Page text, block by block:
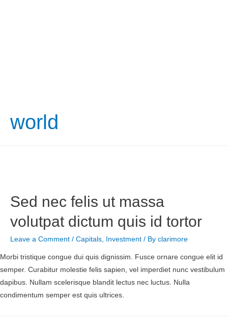
world
Sed nec felis ut massa
volutpat dictum quis id tortor
Leave a Comment / Capitals Investment / By clarimore
Morbi tristique congue dui quis dignissim. Fusce ornare congue elit id
semper. Curabitur molestie felis sapien, vel imperdiet nunc vestibulum
dapibus. Nullam scelerisque blandit lectus nec luctus. Nulla
condimentum semper est quis ultrices.